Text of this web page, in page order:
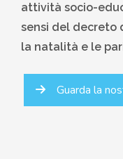
attività socio-
sensi del decreto
la natalità e le
Guarda la